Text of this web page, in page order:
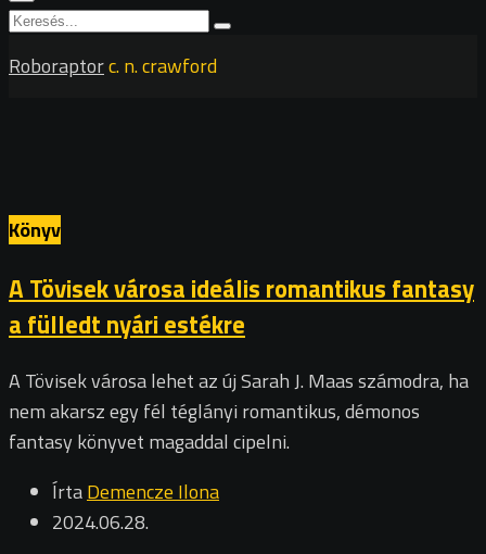
Roboraptorc. n. crawford
Könyv
A Tövisek városa ideális romantikus fantasy
a fülledt nyári estékre
A Tövisek városa lehet az új Sarah J. Maas számodra, ha
nem akarsz egy fél téglányi romantikus, démonos
fantasy könyvet magaddal cipelni.
ÍrtaDemencze Ilona
2024.06.28.